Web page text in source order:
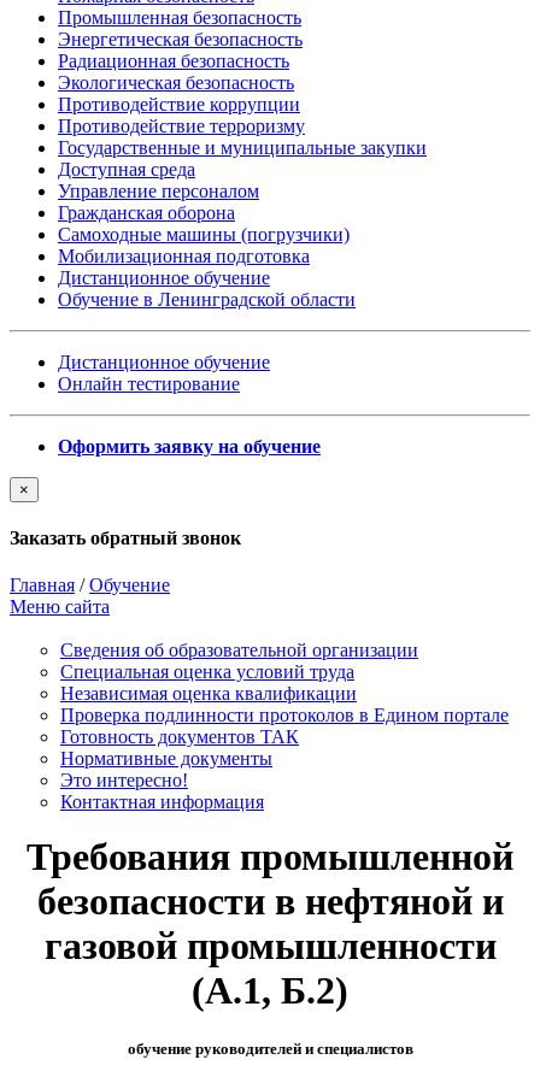
Промышленная безопасность
Энергетическая безопасность
Радиационная безопасность
Экологическая безопасность
Противодействие коррупции
Противодействие терроризму
Государственные и муниципальные закупки
Доступная среда
Управление персоналом
Гражданская оборона
Самоходные машины (погрузчики)
Мобилизационная подготовка
Дистанционное обучение
Обучение в Ленинградской области
Дистанционное обучение
Онлайн тестирование
Оформить заявку на обучение
×
Заказать обратный звонок
Главная /Обучение
Меню сайта
Сведения об образовательной организации
Cпециальная оценка условий труда
Независимая оценка квалификации
Проверка подлинности протоколов в Едином портале
Готовность документов ТАК
Нормативные документы
Это интересно!
Контактная информация
Требования промышленной
безопасности в нефтяной и
газовой промышленности
(А.1, Б.2)
обучение руководителей и специалистов